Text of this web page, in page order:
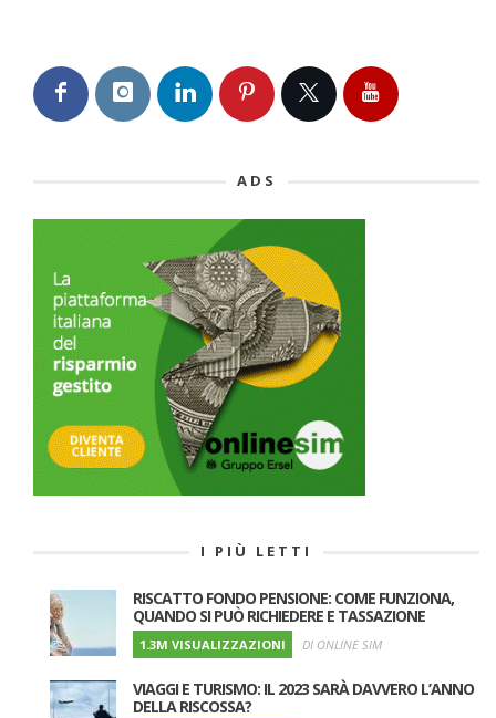
ADS
I PIÙ LETTI
RISCATTO FONDO PENSIONE: COME FUNZIONA,
QUANDO SI PUÒ RICHIEDERE E TASSAZIONE
1.3M VISUALIZZAZIONI DI ONLINE SIM
VIAGGI E TURISMO: IL 2023 SARÀ DAVVERO L’ANNO
DELLA RISCOSSA?